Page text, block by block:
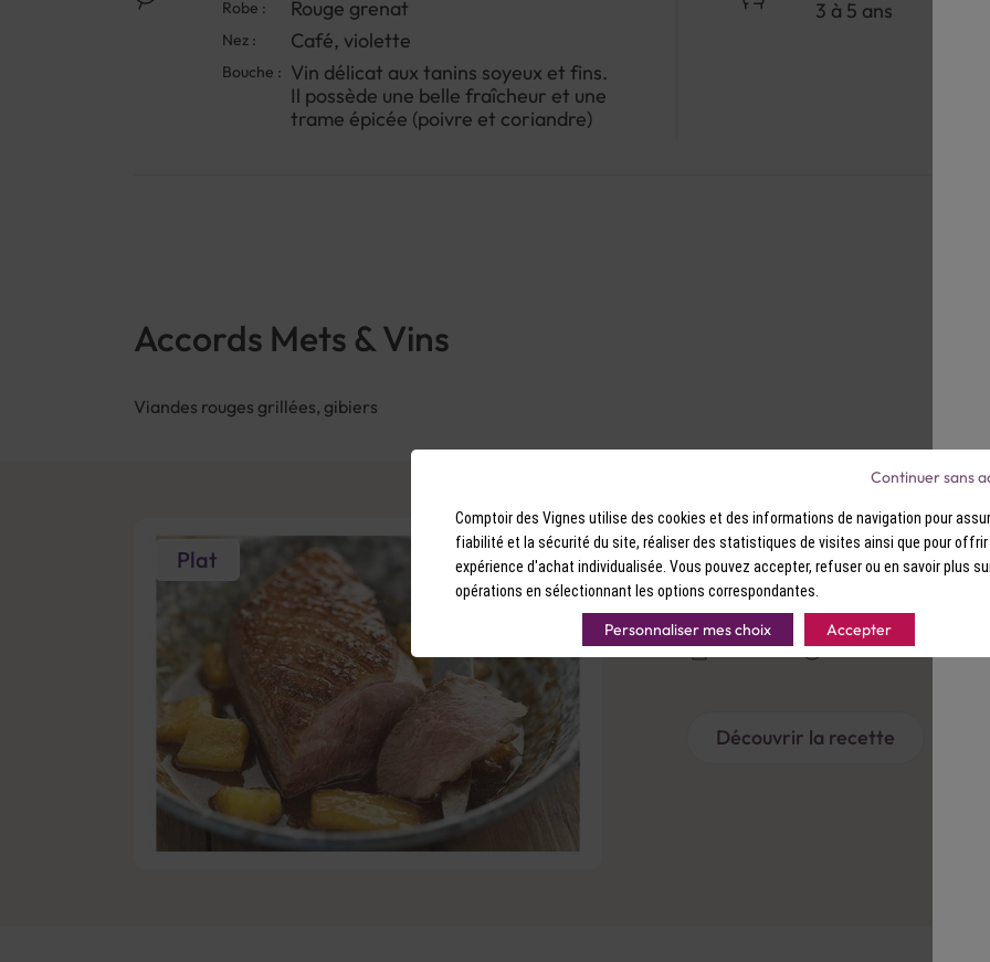
Robe : Rouge grenat
Nez : Café, violette
Bouche : Vin délicat aux tanins soyeux et fins.
Il possède une belle fraîcheur et une
trame épicée (poivre et coriandre)
3 à 5 ans
Accords Mets & Vins
Viandes rouges grillées, gibiers
Plat RECETTE
Magrets grillés à
Facile 20 min.
Découvrir la recette
Comptoir des Vignes utilise des cookies et des informations de navigation pour
fiabilité et la sécurité du site, réaliser des statistiques de visites ainsi que pour offrir
expérience d'achat individualisée. Vous pouvez accepter, refuser ou en savoir plus
opérations en sélectionnant les options correspondantes.
Personnaliser mes choix Accepter
Continuer sans